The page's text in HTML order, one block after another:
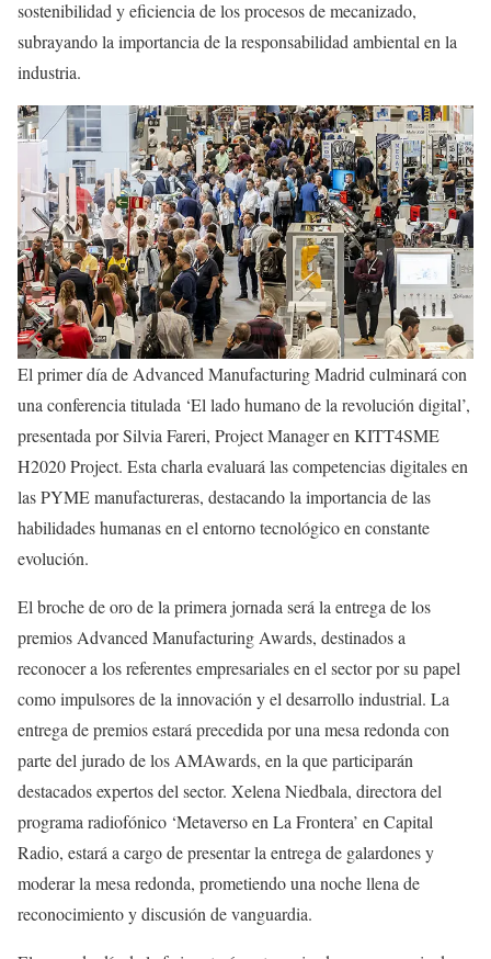
sostenibilidad y eficiencia de los procesos de mecanizado,
subrayando la importancia de la responsabilidad ambiental en la
industria.
El primer día de Advanced Manufacturing Madrid culminará con
una conferencia titulada ‘El lado humano de la revolución digital’,
presentada por Silvia Fareri, Project Manager en KITT4SME
H2020 Project. Esta charla evaluará las competencias digitales en
las PYME manufactureras, destacando la importancia de las
habilidades humanas en el entorno tecnológico en constante
evolución.
El broche de oro de la primera jornada será la entrega de los
premios Advanced Manufacturing Awards, destinados a
reconocer a los referentes empresariales en el sector por su papel
como impulsores de la innovación y el desarrollo industrial. La
entrega de premios estará precedida por una mesa redonda con
parte del jurado de los AMAwards, en la que participarán
destacados expertos del sector. Xelena Niedbala, directora del
programa radiofónico ‘Metaverso en La Frontera’ en Capital
Radio, estará a cargo de presentar la entrega de galardones y
moderar la mesa redonda, prometiendo una noche llena de
reconocimiento y discusión de vanguardia.